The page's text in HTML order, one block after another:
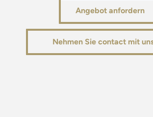
Angebot anfordern
Nehmen Sie contact mit